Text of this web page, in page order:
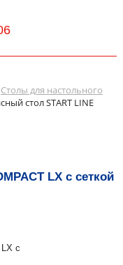
Столы для настольного
стол START LINE
LX с сеткой